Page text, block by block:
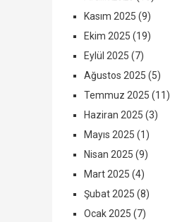
Kasım 2025 (9)
Ekim 2025 (19)
Eylül 2025 (7)
Ağustos 2025 (5)
Temmuz 2025 (11)
Haziran 2025 (3)
Mayıs 2025 (1)
Nisan 2025 (9)
Mart 2025 (4)
Şubat 2025 (8)
Ocak 2025 (7)